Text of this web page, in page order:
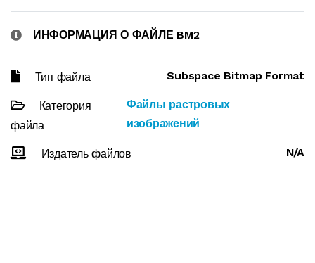
ИНФОРМАЦИЯ О ФАЙЛЕ BM2
Тип файла Subspace Bitmap Format
Категория
файла
Файлы растровых
изображений
Издатель файлов N/A